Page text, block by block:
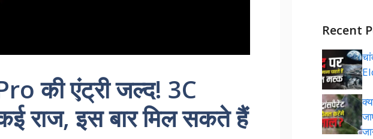
की एंट्री जल्द! 3C
राज, इस बार मिल सकते हैं
Recent